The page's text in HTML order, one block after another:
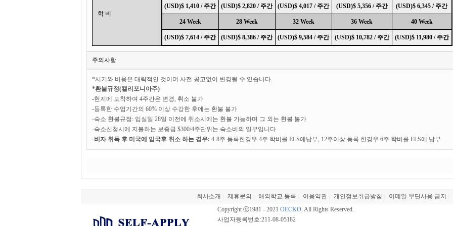
학 비
(USD)$ 1,410 / 주간 (USD)$ 2,820 / 주간 (USD)$ 4,017 / 주간 (USD)$ 5,356 / 주간 (USD)$ 6,345 / 주간
24 Week 28 Week 32 Week 36 Week 40 Week
(USD)$ 7,614 / 주간 (USD)$ 8,386 / 주간 (USD)$ 9,584 / 주간 (USD)$ 10,782 / 주간 (USD)$ 11,980 / 주간
주의사항
*시기와 비용은 대략적인 것이며 사전 공고없이 변경될 수 있습니다.
*환불규정(캘리포니아주)
-현지에 도착하여 4주간은 변경, 취소 불가
-등록한 수업기간의 60% 이상 수강한 후에는 환불 불가
-숙소 환불규정: 입실일 28일 이전에 취소시에는 환불 가능하며 그 외는 환불 불가
-숙소신청시에 지불하는 보증금 $300/4주단위는 숙소비의 일부입니다
-비자 취득 후 미국에 입국후 취소 하는 경우: 4-8주 등록한경우 4주 학비를 ELS에납부, 12주이상 등록 한경우 6주 학비를 ELS에 납부
회사소개 제휴문의 해외학교 등록 이용약관 개인정보취급방침 이메일 무단사용 금지
Copyright ⓒ1981 - 2021 OECKO. All Rights Reserved.
사업자등록번호:211-08-05182